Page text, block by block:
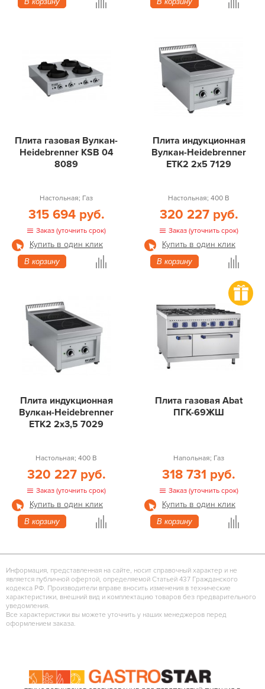
Плита газовая Вулкан-
Heidebrenner KSB 04
8089
Настольная; Газ
315 694 руб.
Заказ (уточнить срок)
Купить в один клик
В корзину
Плита индукционная
Вулкан-Heidebrenner
ETK2 2х5 7129
Настольная; 400 В
320 227 руб.
Заказ (уточнить срок)
Купить в один клик
В корзину
Плита индукционная
Вулкан-Heidebrenner
ETK2 2х3,5 7029
Настольная; 400 В
320 227 руб.
Заказ (уточнить срок)
Купить в один клик
В корзину
Плита газовая Abat
ПГК-69ЖШ
Напольная; Газ
318 731 руб.
Заказ (уточнить срок)
Купить в один клик
В корзину
Информация, представленная на сайте, носит справочный характер и не
является публичной офертой, определяемой Статьей 437 Гражданского
кодекса РФ. Производители вправе вносить изменения в технические
характеристики, внешний вид и комплектацию товаров без предварительного
уведомления.
Все характеристики вы можете уточнить у наших менеджеров перед
оформлением заказа.